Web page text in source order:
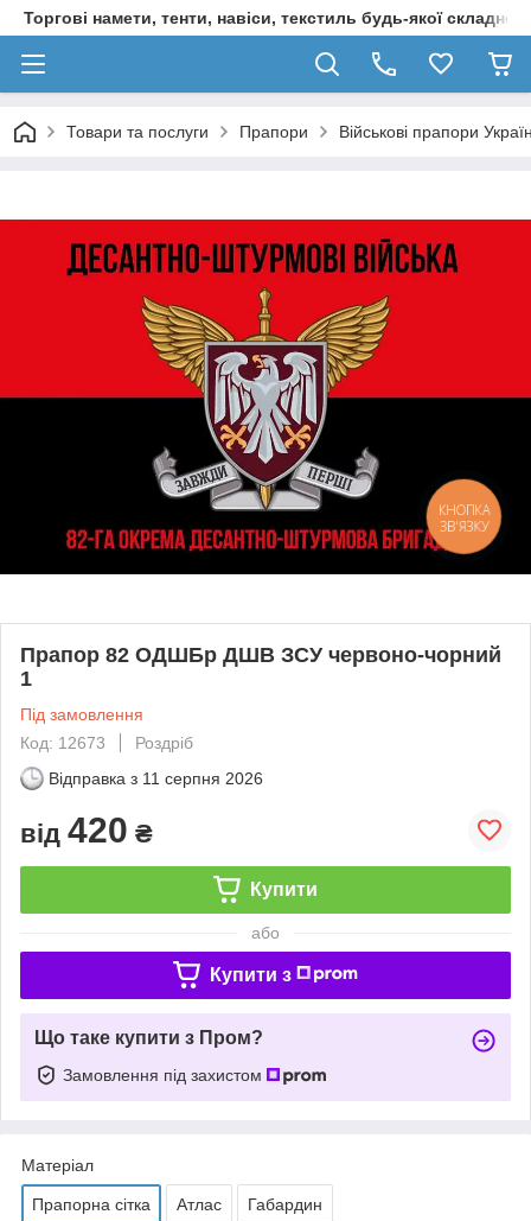
Торгові намети, тенти, навіси, текстиль будь-якої
Товари та послуги Прапори Військові прапори
Прапор 82 ОДШБр ДШВ ЗСУ червоно-чорний
1
Під замовлення
Код: 12673
Роздріб
Відправка з 11 серпня 2026
від 420 ₴
Купити
або
Купити з
Що таке купити з Пром?
Замовлення під захистом
Матеріал
Прапорна сітка Атлас Габардин
КНОПКА
ЗВ'ЯЗКУ